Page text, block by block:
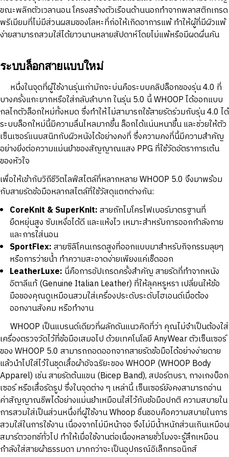
ขณะพลิกตัวเวลานอน โครงสร้างตัวเรือนด้านนอกทำจากพลาสติกเกรด
พรีเมียมที่ไม่มีส่วนผสมของโลหะที่ก่อให้เกิดอาการแพ้ ทำให้ผู้ที่มีผิวแพ้
ง่ายสามารถสวมใส่ได้ยาวนานหลายสัปดาห์โดยไม่แพ้หรือมีผดผื่นคัน
ระบบล็อกสายแบบใหม่
หนึ่งในจุดที่ผู้ใช้งานรุ่นเก่ามักจะบ่นคือระบบคลิปล็อกของรุ่น 4.0 ที่
บางครั้งแกะยากหรือใส่กลับลำบาก ในรุ่น 5.0 นี้ WHOOP ได้ออกแบบ
กลไกตัวล็อกใหม่ทั้งหมด ซึ่งทำให้ไม่สามารถใช้สายรัดร่วมกับรุ่น 4.0 ได้
ระบบล็อกใหม่นี้มีความลื่นไหลมากขึ้น ล็อกได้แน่นหนาขึ้น และช่วยให้ตัว
เซ็นเซอร์แนบสนิทกับผิวหนังได้อย่างคงที่ ซึ่งความคงที่นี้มีความสำคัญ
อย่างยิ่งต่อความแม่นยำของสัญญาณแสง PPG ที่ใช้วัดอัตราการเต้น
ของหัวใจ
เพื่อให้เข้ากับวิถีชีวิตไลฟ์สไตล์ที่หลากหลาย WHOOP 5.0 จึงมาพร้อม
กับสายรัดข้อมือหลากสไตล์ที่ใช้วัสดุแตกต่างกัน:
CoreKnit & SuperKnit:สายถักไมโครไฟเบอร์มาตรฐานที่
ยืดหยุ่นสูง ซับเหงื่อได้ดี และแห้งไว เหมาะสำหรับการออกกำลังกาย
และการใส่นอน
SportFlex:สายซิลิโคนเกรดสูงที่ออกแบบมาสำหรับกิจกรรมลุยๆ
หรือการว่ายน้ำ ทำความสะอาดง่ายเพียงแค่เช็ดออก
LeatherLuxe: นี่คือการอัปเกรดครั้งสำคัญ สายรัดที่ทำจากหนัง
อิตาลีแท้ (Genuine Italian Leather) ที่ให้ลุคหรูหรา เปลี่ยนให้ข้อ
มือของคุณดูเหมือนสวมใส่เครื่องประดับระดับไฮเอนด์เมื่อต้อง
ออกงานสังคม หรือทำงาน
WHOOP เป็นแบรนด์เดียวที่ผลักดันแนวคิดที่ว่า คุณไม่จำเป็นต้องใส่
เครื่องตรวจวัดไว้ที่ข้อมือเสมอไป ด้วยเทคโนโลยี AnyWear ตัวเซ็นเซอร์
ของ WHOOP 5.0 สามารถถอดออกจากสายรัดข้อมือได้อย่างง่ายดาย
แล้วนำไปใส่ไว้ในชุดเสื้อผ้าอัจฉริยะของ WHOOP (WHOOP Body
Apparel) เช่น สายรัดต้นแขน (Bicep Band), สปอร์ตบรา, กางเกงบ็อก
เซอร์ หรือเสื้อรัดรูป ซึ่งในจุดต่าง ๆ เหล่านี้ เซ็นเซอร์ยังคงสามารถอ่าน
ค่าสัญญาณชีพได้อย่างแม่นยำเหมือนใส่ไว้กับข้อมือปกติ ความสบายใน
การสวมใส่เป็นส่วนหนึ่งที่ผู้ใช้งาน Whoop ชื่นชอบคือความสบายในการ
สวมใส่ในการใช้งาน เนื่องจากไม่มีหน้าจอ จึงไม่มีน้ำหนักส่วนเกินเหมือน
สมาร์ตวอทช์ทั่วไป ทำให้เมื่อใช้งานต่อเนื่องหลายชั่วโมงจะรู้สึกเหมือน
กำลังใส่สายผ้าธรรมดา มากกว่าจะเป็นอุปกรณ์อิเล็กทรอนิกส์